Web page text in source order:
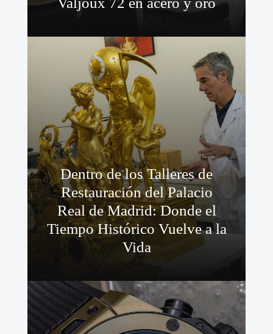
Dentro de los Talleres de
Restauración del Palacio
Real de Madrid: Donde el
Tiempo Histórico Vuelve a la
Vida